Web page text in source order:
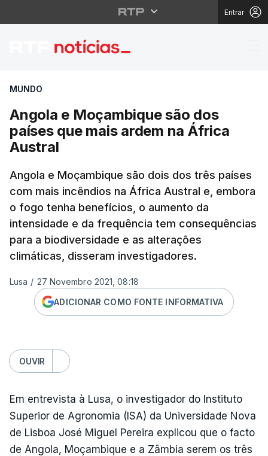
Entrar
Angola e
MUNDO
Angola e Moçambique são dos
países que mais ardem na África
Austral
Angola e Moçambique são dois dos três países
com mais incêndios na África Austral e, embora
o fogo tenha benefícios, o aumento da
intensidade e da frequência tem consequências
para a biodiversidade e as alterações
climáticas, disseram investigadores.
Lusa / 27 Novembro 2021, 08:18
ADICIONAR COMO FONTE INFORMATIVA
OUVIR
Em entrevista à Lusa, o investigador do Instituto
Superior de Agronomia (ISA) da Universidade Nova
de Lisboa José Miguel Pereira explicou que o facto
de Angola, Moçambique e a Zâmbia serem os três